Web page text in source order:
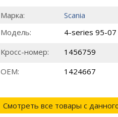
Марка:
Scania
Модель:
4-series 95-07
Кросс-номер:
1456759
ОЕМ:
1424667
Смотреть все товары с